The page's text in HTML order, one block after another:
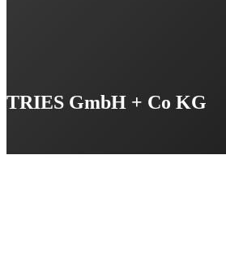
TRIES GmbH + Co KG